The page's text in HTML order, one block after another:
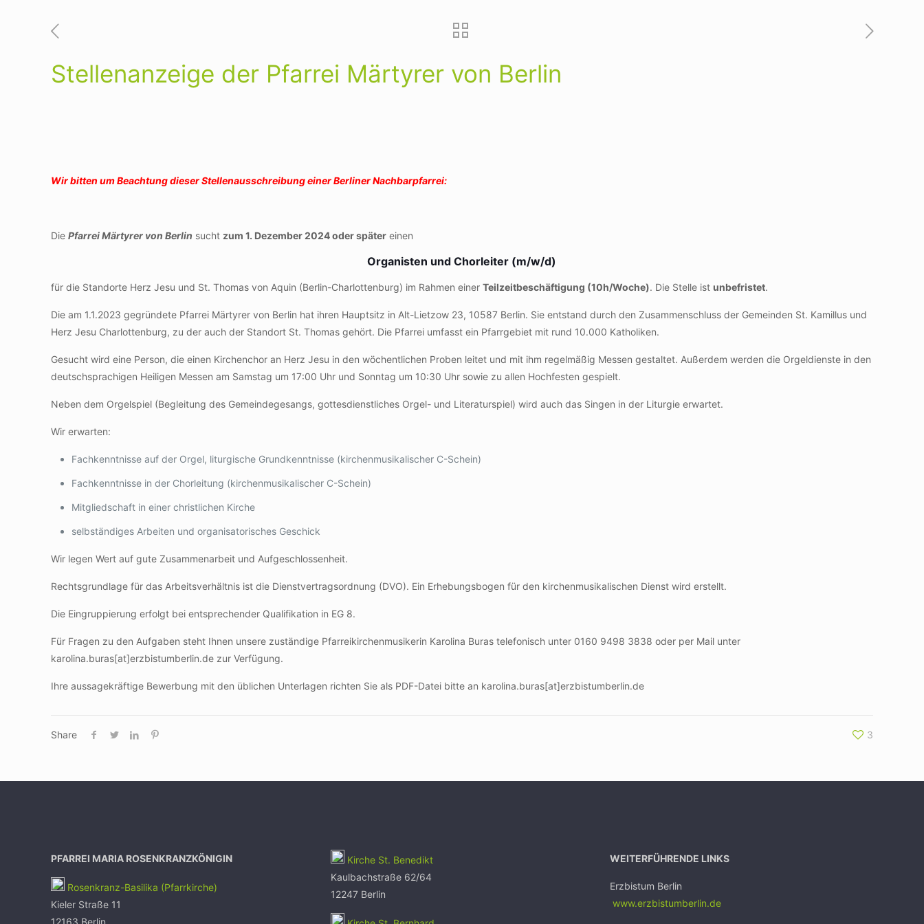
Stellenanzeige der Pfarrei Märtyrer von Berlin
Wir bitten um Beachtung dieser Stellenausschreibung einer Berliner Nachbarpfarrei:
DiePfarrei Märtyrer von Berlin sucht zum 1. Dezember 2024 oder später einen
Organisten und Chorleiter (m/w/d)
für die Standorte Herz Jesu und St. Thomas von Aquin (Berlin-Charlottenburg) im Rahmen einerTeilzeitbeschäftigung (10h/Woche). Die Stelle istunbefristet.
Die am 1.1.2023 gegründete Pfarrei Märtyrer von Berlin hat ihren Hauptsitz in Alt-Lietzow 23, 10587 Berlin. Sie entstand durch den Zusammenschluss der Gemeinden St. Kamillus und
Herz Jesu Charlottenburg, zu der auch der Standort St. Thomas gehört. Die Pfarrei umfasst ein Pfarrgebiet mit rund 10.000 Katholiken.
Gesucht wird eine Person, die einen Kirchenchor an Herz Jesu in den wöchentlichen Proben leitet und mit ihm regelmäßig Messen gestaltet. Außerdem werden die Orgeldienste in den
deutschsprachigen Heiligen Messen am Samstag um 17:00 Uhr und Sonntag um 10:30 Uhr sowie zu allen Hochfesten gespielt.
Neben dem Orgelspiel (Begleitung des Gemeindegesangs, gottesdienstliches Orgel- und Literaturspiel) wird auch das Singen in der Liturgie erwartet.
Wir erwarten:
Fachkenntnisse auf der Orgel, liturgische Grundkenntnisse (kirchenmusikalischer C-Schein)
Fachkenntnisse in der Chorleitung (kirchenmusikalischer C-Schein)
Mitgliedschaft in einer christlichen Kirche
selbständiges Arbeiten und organisatorisches Geschick
Wir legen Wert auf gute Zusammenarbeit und Aufgeschlossenheit.
Rechtsgrundlage für das Arbeitsverhältnis ist die Dienstvertragsordnung (DVO). Ein Erhebungsbogen für den kirchenmusikalischen Dienst wird erstellt.
Die Eingruppierung erfolgt bei entsprechender Qualifikation in EG 8.
Für Fragen zu den Aufgaben steht Ihnen unsere zuständige Pfarreikirchenmusikerin Karolina Buras telefonisch unter 0160 9498 3838 oder per Mail unter
karolina.buras[at]erzbistumberlin.de zur Verfügung.
Ihre aussagekräftige Bewerbung mit den üblichen Unterlagen richten Sie als PDF-Datei bitte an karolina.buras[at]erzbistumberlin.de
Share 3
PFARREI MARIA ROSENKRANZKÖNIGIN
Rosenkranz-Basilika (Pfarrkirche)
Kieler Straße 11
12163 Berlin
Kirche St. Benedikt
Kaulbachstraße 62/64
12247 Berlin
WEITERFÜHRENDE LINKS
Erzbistum Berlin
www.erzbistumberlin.de